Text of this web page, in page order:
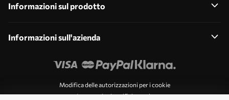
Informazioni sul prodotto
Informazioni sull'azienda
Modifica delle autorizzazioni per i cookie
Impostazioni notifiche push